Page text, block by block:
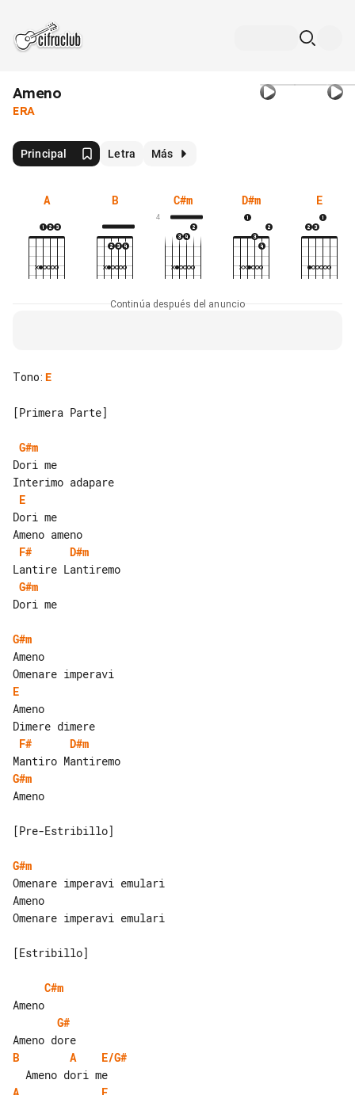
Ameno
ERA
Principal Letra Más
A B C#m
4
D#m E
Continúa después del anuncio
Tono: E
[Primera Parte]
G#m
Dori me
E
Dori me
F#
D#m
G#m
Dori me
G#m
Ameno
E
Ameno
F#
D#m
G#m
Ameno
[Pre-Estribillo]
G#m
Omenare imperavi emulari
Ameno
Omenare imperavi emulari
[Estribillo]
C#m
G#
B
A
E/G#